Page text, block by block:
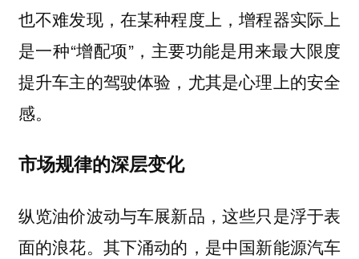
也不难发现，在某种程度上，增程器实际上
是一种“增配项”，主要功能是用来最大限度
提升车主的驾驶体验，尤其是心理上的安全
感。
市场规律的深层变化
纵览油价波动与车展新品，这些只是浮于表
面的浪花。其下涌动的，是中国新能源汽车